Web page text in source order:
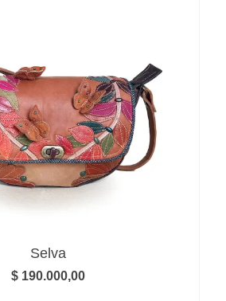
Selva
$190.000,00